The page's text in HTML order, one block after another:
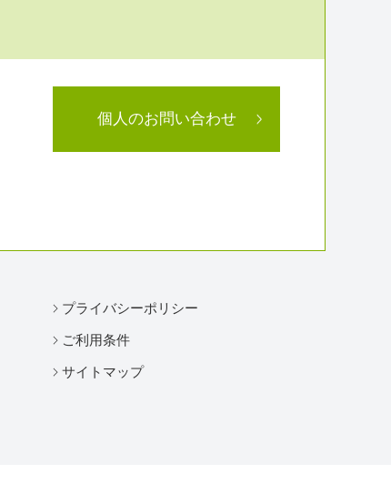
個人のお問い合わせ
プライバシーポリシー
ご利用条件
サイトマップ